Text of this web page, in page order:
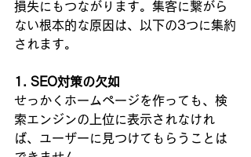
損失にもつながります。集客に繋がら
ない根本的な原因は、以下の3つに集約
されます。
1. SEO対策の欠如
せっかくホームページを作っても、検
索エンジンの上位に表示されなけれ
ば、ユーザーに見つけてもらうことは